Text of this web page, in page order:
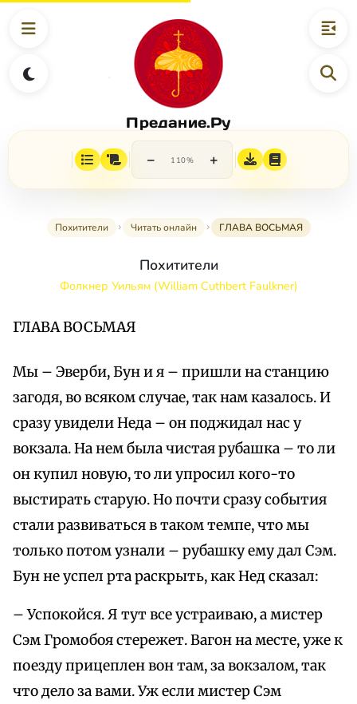
Предание.Ру
− 110% +
Похитители Читать онлайн ГЛАВА ВОСЬМАЯ
Похитители
Фолкнер Уильям (William Cuthbert Faulkner)
ГЛАВА ВОСЬМАЯ
Мы – Эверби, Бун и я – пришли на станцию
загодя, во всяком случае, так нам казалось. И
сразу увидели Неда – он поджидал нас у
вокзала. На нем была чистая рубашка – то ли
он купил новую, то ли упросил кого-то
выстирать старую. Но почти сразу события
стали развиваться в таком темпе, что мы
только потом узнали – рубашку ему дал Сэм.
Бун не успел рта раскрыть, как Нед сказал:
– Успокойся. Я тут все устраиваю, а мистер
Сэм Громобоя стережет. Вагон на месте, уже к
поезду прицеплен вон там, за вокзалом, так
что дело за вами. Уж если мистер Сэм